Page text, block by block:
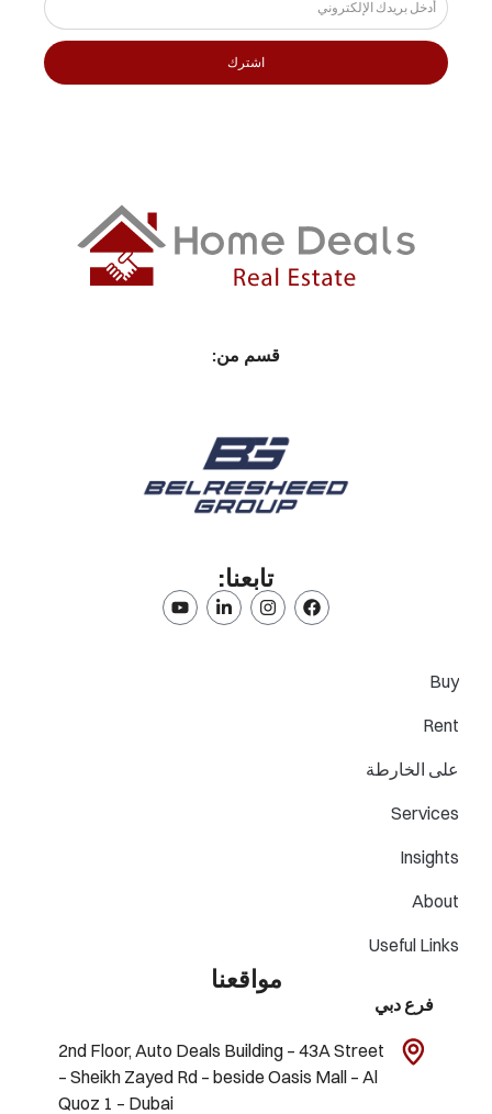
اشترك
قسم من:
تابعنا:
Buy
Rent
على الخارطة
Services
Insights
About
Useful Links
مواقعنا
فرع دبي
2nd Floor, Auto Deals Building – 43A Street
– Sheikh Zayed Rd – beside Oasis Mall – Al
Quoz 1 – Dubai